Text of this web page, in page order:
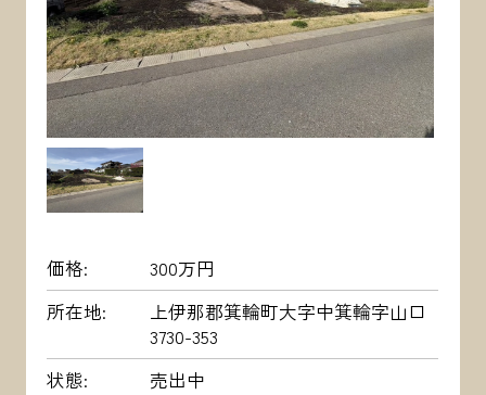
価格
300万円
所在地
上伊那郡箕輪町大字中箕輪字山口
3730-353
状態
売出中